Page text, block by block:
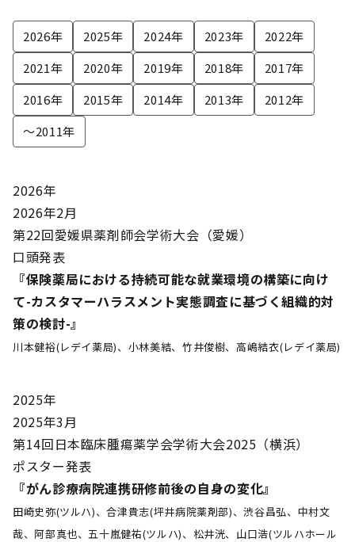
2026年 2025年 2024年 2023年
2022年
2021年
2020年 2019年 2018年
2017年
2016年
2015年 2014年 2013年
2012年
～2011年
2026年
2026年2月
第22回愛媛県薬剤師会学術大会（愛媛）
口頭発表
『保険薬局における持続可能な就業環境の構築に向け
て-カスタマーハラスメント実態調査に基づく組織的対
策の検討-』
川本健裕(レデイ薬局)、小林美結、竹井俊樹、高嶋結衣(レデイ薬局)
2025年
2025年3月
第14回日本臨床腫瘍薬学会学術大会2025（横浜）
ポスター発表
『がん診療病院連携研修前後の自身の変化』
田崎史弥(ツルハ)、合津貴志(坪井病院薬剤部)、渋谷昌弘、中村文
哉、阿部真也、五十嵐健祐(ツルハ)、松井洸、山口浩(ツルハホール